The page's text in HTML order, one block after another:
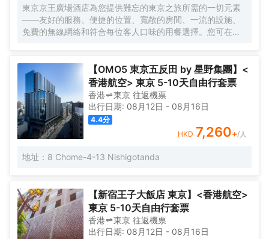
東京京王廣場酒店為您提供難忘的東京之旅所需的一切元素
——友好的服務、便捷的位置、寬敞的房間、一流的設施、
免費的無線網絡和符合每位客人口味的用餐選擇。您可在空
【OMO5 東京五反田 by 星野集團】<
香港航空> 東京 5-10天自由行套票
香港 東京 往返機票
出行日期: 08月12日 - 08月16日
4.4分
HKD 7,260+/人
地址：8 Chome-4-13 Nishigotanda
【新宿王子大飯店 東京】<香港航空>
東京 5-10天自由行套票
香港 東京 往返機票
出行日期: 08月12日 - 08月16日